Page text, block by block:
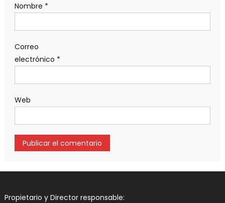
Nombre *
Correo
electrónico *
Web
Propietario y Director responsable: